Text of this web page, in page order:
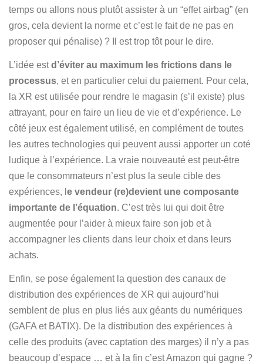
temps ou allons nous plutôt assister à un “effet airbag” (en
gros, cela devient la norme et c’est le fait de ne pas en
proposer qui pénalise) ? Il est trop tôt pour le dire.
L’idée estd’éviter au maximum les frictions dans le
processus, et en particulier celui du paiement. Pour cela,
la XR est utilisée pour rendre le magasin (s’il existe) plus
attrayant, pour en faire un lieu de vie et d’expérience. Le
côté jeux est également utilisé, en complément de toutes
les autres technologies qui peuvent aussi apporter un coté
ludique à l’expérience. La vraie nouveauté est peut-être
que le consommateurs n’est plus la seule cible des
expériences, l e vendeur (re)devient une composante
importante de l’équation. C’est très lui qui doit être
augmentée pour l’aider à mieux faire son job et à
accompagner les clients dans leur choix et dans leurs
achats.
Enfin, se pose également la question des canaux de
distribution des expériences de XR qui aujourd’hui
semblent de plus en plus liés aux géants du numériques
(GAFA et BATIX). De la distribution des expériences à
celle des produits (avec captation des marges) il n’y a pas
beaucoup d’espace … et à la fin c’est Amazon qui gagne ?